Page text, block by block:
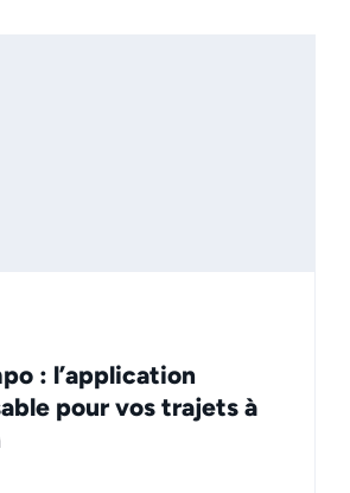
: l’application
pour vos trajets à